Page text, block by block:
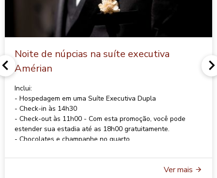
Noite de núpcias na suíte executiva
Amérian
Inclui:
- Hospedagem em uma Suíte Executiva Dupla
- Check-in às 14h30
- Check-out às 11h00 - Com esta promoção, você pode
estender sua estadia até as 18h00 gratuitamente.
- Chocolates e champanhe no quarto
- Wi-Fi
Ver mais